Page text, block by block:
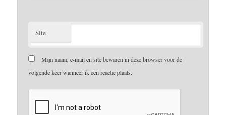
Site
Mijn naam, e-mail en site bewaren in deze browser voor de
volgende keer wanneer ik een reactie plaats.